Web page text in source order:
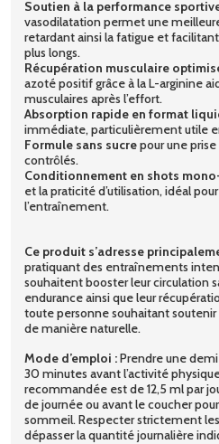
Soutien à la performance
vasodilatation permet une
retardant ainsi la fatigue et
plus longs.
Récupération musculaire
azoté positif grâce à la L-arginine
musculaires après l’effort.
Absorption rapide en format
immédiate, particulièrement utile
Formule sans sucrepour une
contrôlés.
Conditionnement en shots
et la praticité d’utilisation, idéal
l’entraînement.
Ce produit s’adresse
pratiquant des entraînements
souhaitent booster leur circulation
endurance ainsi que leur
toute personne souhaitant
de manière naturelle.
Mode d’emploi :Prendre une
30 minutes avant l’activité
recommandée est de 12,5 ml par
de journée ou avant le coucher
sommeil. Respecter strictement
dépasser la quantité journalière